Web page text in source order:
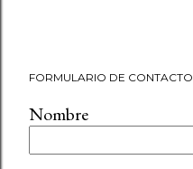
FORMULARIO DE CONTACTO
Nombre